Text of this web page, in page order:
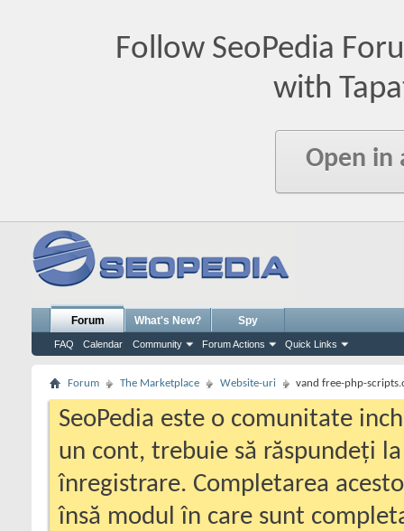
Follow SeoPedia
with
Open in
Forum
FAQ Calendar Community Forum Actions Quick Links
What's New? Spy
Forum The Marketplace Website-uri vand free-php-
SeoPedia este o comunitate
un cont, trebuie să răspundeți
înregistrare. Completarea
însă modul în care sunt